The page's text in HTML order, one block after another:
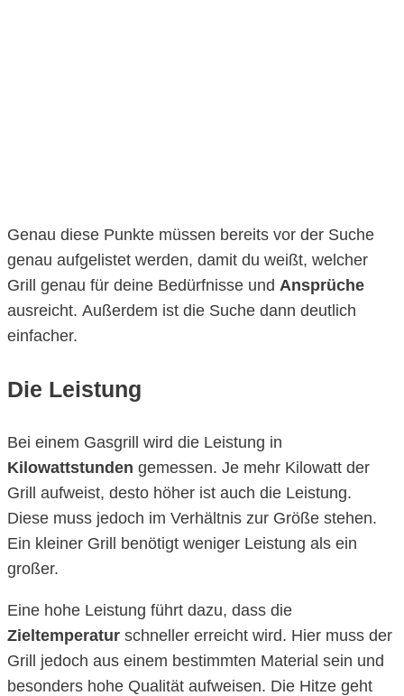
Genau diese Punkte müssen bereits vor der Suche
genau aufgelistet werden, damit du weißt, welcher
Grill genau für deine Bedürfnisse und Ansprüche
ausreicht. Außerdem ist die Suche dann deutlich
einfacher.
Die Leistung
Bei einem Gasgrill wird die Leistung in
Kilowattstunden gemessen. Je mehr Kilowatt der
Grill aufweist, desto höher ist auch die Leistung.
Diese muss jedoch im Verhältnis zur Größe stehen.
Ein kleiner Grill benötigt weniger Leistung als ein
großer.
Eine hohe Leistung führt dazu, dass die
Zieltemperatur schneller erreicht wird. Hier muss der
Grill jedoch aus einem bestimmten Material sein und
besonders hohe Qualität aufweisen. Die Hitze geht